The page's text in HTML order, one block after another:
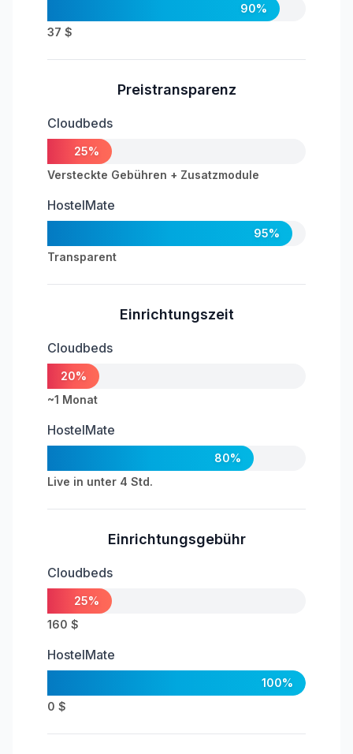
90%
37 $
Preistransparenz
Cloudbeds
25%
Versteckte Gebühren + Zusatzmodule
HostelMate
95%
Transparent
Einrichtungszeit
Cloudbeds
20%
~1 Monat
HostelMate
80%
Live in unter 4 Std.
Einrichtungsgebühr
Cloudbeds
25%
160 $
HostelMate
100%
0 $